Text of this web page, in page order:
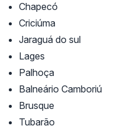
Chapecó
Criciúma
Jaraguá do sul
Lages
Palhoça
Balneário Camboriú
Brusque
Tubarão